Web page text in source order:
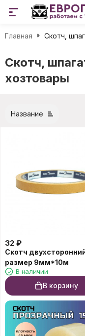
Главная Скотч,
Скотч,
хозтовары
Название
32 ₽
Скотч
размер 9мм*10м
В наличии
В корзину